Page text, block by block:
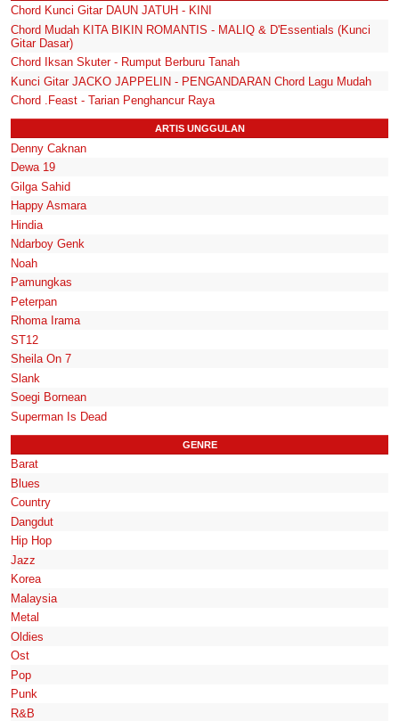
Chord Kunci Gitar DAUN JATUH - KINI
Chord Mudah KITA BIKIN ROMANTIS - MALIQ & D'Essentials (Kunci
Gitar Dasar)
Chord Iksan Skuter - Rumput Berburu Tanah
Kunci Gitar JACKO JAPPELIN - PENGANDARAN Chord Lagu Mudah
Chord .Feast - Tarian Penghancur Raya
ARTIS UNGGULAN
Denny Caknan
Dewa 19
Gilga Sahid
Happy Asmara
Hindia
Ndarboy Genk
Noah
Pamungkas
Peterpan
Rhoma Irama
ST12
Sheila On 7
Slank
Soegi Bornean
Superman Is Dead
GENRE
Barat
Blues
Country
Dangdut
Hip Hop
Jazz
Korea
Malaysia
Metal
Oldies
Ost
Pop
Punk
R&B